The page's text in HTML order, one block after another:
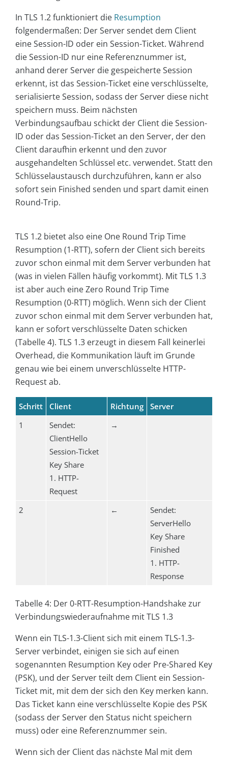
In TLS 1.2 funktioniert die Resumption
folgendermaßen: Der Server sendet dem Client
eine Session-ID oder ein Session-Ticket. Während
die Session-ID nur eine Referenznummer ist,
anhand derer Server die gespeicherte Session
erkennt, ist das Session-Ticket eine verschlüsselte,
serialisierte Session, sodass der Server diese nicht
speichern muss. Beim nächsten
Verbindungsaufbau schickt der Client die Session-
ID oder das Session-Ticket an den Server, der den
Client daraufhin erkennt und den zuvor
ausgehandelten Schlüssel etc. verwendet. Statt den
Schlüsselaustausch durchzuführen, kann er also
sofort sein Finished senden und spart damit einen
Round-Trip.
TLS 1.2 bietet also eine One Round Trip Time
Resumption (1-RTT), sofern der Client sich bereits
zuvor schon einmal mit dem Server verbunden hat
(was in vielen Fällen häufig vorkommt). Mit TLS 1.3
ist aber auch eine Zero Round Trip Time
Resumption (0-RTT) möglich. Wenn sich der Client
zuvor schon einmal mit dem Server verbunden hat,
kann er sofort verschlüsselte Daten schicken
(Tabelle 4). TLS 1.3 erzeugt in diesem Fall keinerlei
Overhead, die Kommunikation läuft im Grunde
genau wie bei einem unverschlüsselte HTTP-
Request ab.
Schritt Client Richtung
Server
1
Sendet:
ClientHello
Session-Ticket
Key Share
1. HTTP-
Request
→
2 ←
Sendet:
ServerHello
Key Share
Finished
1. HTTP-
Response
Tabelle 4: Der 0-RTT-Resumption-Handshake zur
Verbindungswiederaufnahme mit TLS 1.3
Wenn ein TLS-1.3-Client sich mit einem TLS-1.3-
Server verbindet, einigen sie sich auf einen
sogenannten Resumption Key oder Pre-Shared Key
(PSK), und der Server teilt dem Client ein Session-
Ticket mit, mit dem der sich den Key merken kann.
Das Ticket kann eine verschlüsselte Kopie des PSK
(sodass der Server den Status nicht speichern
muss) oder eine Referenznummer sein.
Wenn sich der Client das nächste Mal mit dem